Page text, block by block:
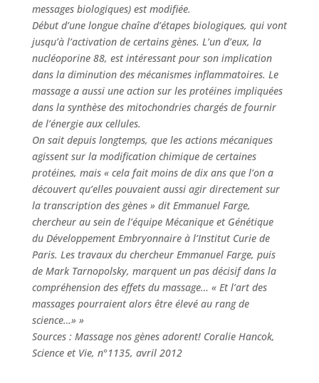
messages biologiques) est modifiée.
Début d’une longue chaîne d’étapes biologiques, qui vont
jusqu’à l’activation de certains gènes. L’un d’eux, la
nucléoporine 88, est intéressant pour son implication
dans la diminution des mécanismes inflammatoires. Le
massage a aussi une action sur les protéines impliquées
dans la synthèse des mitochondries chargés de fournir
de l’énergie aux cellules.
On sait depuis longtemps, que les actions mécaniques
agissent sur la modification chimique de certaines
protéines, mais « cela fait moins de dix ans que l’on a
découvert qu’elles pouvaient aussi agir directement sur
la transcription des gènes » dit Emmanuel Farge,
chercheur au sein de l’équipe Mécanique et Génétique
du Développement Embryonnaire à l’Institut Curie de
Paris. Les travaux du chercheur Emmanuel Farge, puis
de Mark Tarnopolsky, marquent un pas décisif dans la
compréhension des effets du massage… « Et l’art des
massages pourraient alors être élevé au rang de
science…» »
Sources : Massage nos gènes adorent! Coralie Hancok,
Science et Vie, n°1135, avril 2012